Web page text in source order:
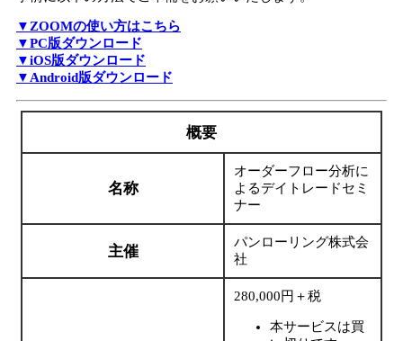
▼ZOOMの使い方はこちら
▼PC版ダウンロード
▼iOS版ダウンロード
▼Android版ダウンロード
概要
名称
オーダーフロー分析に
よるデイトレードセミ
ナー
主催
パンローリング株式会
社
280,000円＋税
本サービスは買